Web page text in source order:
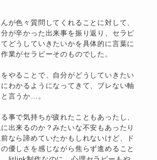
んが色々質問してくれることに対して、
が辛かった出来事を振り返り、セラピ
どうしていきたいかを具体的に言葉に
業がセラピーそのものでした。
やることで、自分がどうしていきたい
わかるようになってきて、ブレない軸
言うか…。
事で気持ちが疲れたこともあったし、
出来るのか？みたいな不安もあったり
なら諦めていたかもしれないけど、ド
優しさを感じながら焦らず進めること